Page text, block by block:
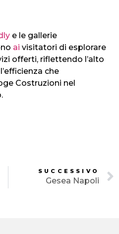
e le gallerie
ai visitatori di esplorare
offerti, riflettendo l’alto
che
Costruzioni nel
SUCCESSIVO
Gesea Napoli